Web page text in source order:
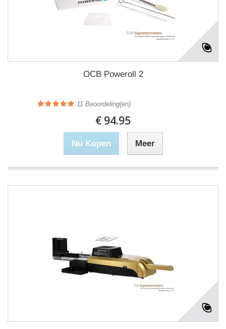
OCB Poweroll 2
11 Beoordeling(en)
€ 94.95
Nu Kopen Meer